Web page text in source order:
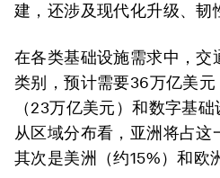
建，还涉及现代化升级、韧
在各类基础设施需求中，交
类别，预计需要36万亿美
（23万亿美元）和数字基础
从区域分布看，亚洲将占这
其次是美洲（约15%）和欧